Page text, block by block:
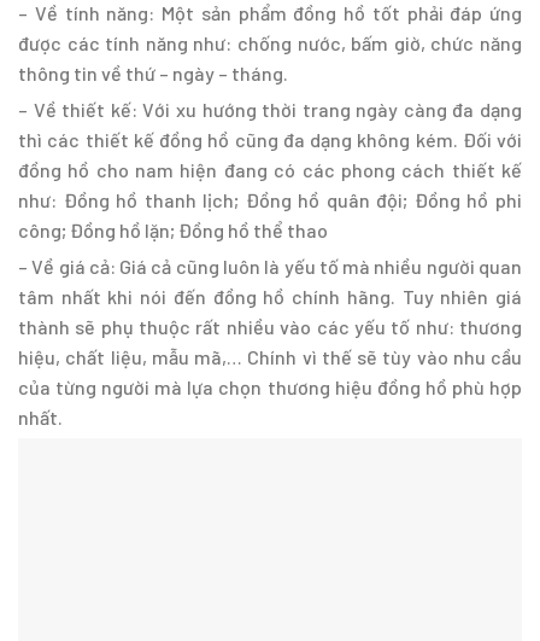
– Về tính năng: Một sản phẩm đồng hồ tốt phải đáp ứng
được các tính năng như: chống nước, bấm giờ, chức năng
thông tin về thứ – ngày – tháng.
– Về thiết kế: Với xu hướng thời trang ngày càng đa dạng
thì các thiết kế đồng hồ cũng đa dạng không kém. Đối với
đồng hồ cho nam hiện đang có các phong cách thiết kế
như: Đồng hồ thanh lịch; Đồng hồ quân đội; Đồng hồ phi
công; Đồng hồ lặn; Đồng hồ thể thao
– Về giá cả: Giá cả cũng luôn là yếu tố mà nhiều người quan
tâm nhất khi nói đến đồng hồ chính hãng. Tuy nhiên giá
thành sẽ phụ thuộc rất nhiều vào các yếu tố như: thương
hiệu, chất liệu, mẫu mã,… Chính vì thế sẽ tùy vào nhu cầu
của từng người mà lựa chọn thương hiệu đồng hồ phù hợp
nhất.